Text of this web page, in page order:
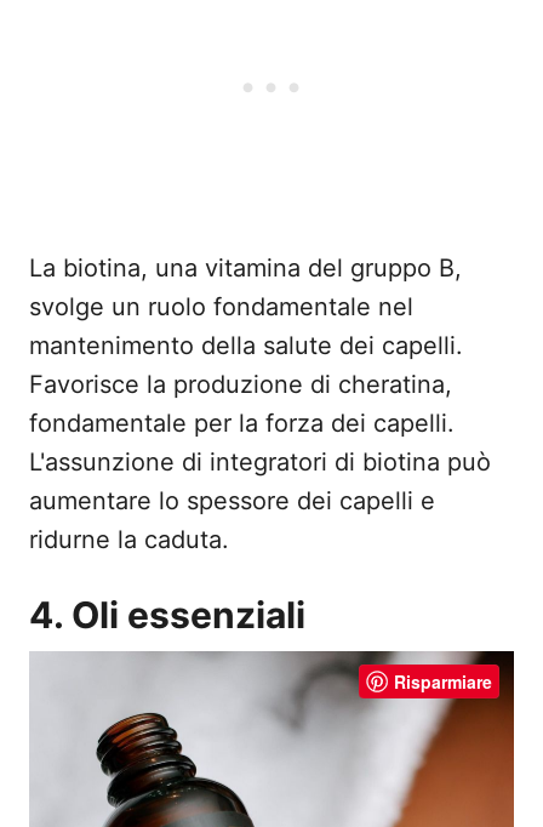
La biotina, una vitamina del gruppo B,
svolge un ruolo fondamentale nel
mantenimento della salute dei capelli.
Favorisce la produzione di cheratina,
fondamentale per la forza dei capelli.
L'assunzione di integratori di biotina può
aumentare lo spessore dei capelli e
ridurne la caduta.
4. Oli essenziali
Risparmiare